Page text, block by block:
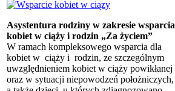
Asystentura rodziny w zakresie wsparcia
kobiet w ciąży i rodzin „Za życiem”
W ramach kompleksowego wsparcia dla
kobiet w ciąży i rodzin, ze szczególnym
uwzględnieniem kobiet w ciąży powikłanej
oraz w sytuacji niepowodzeń położniczych,